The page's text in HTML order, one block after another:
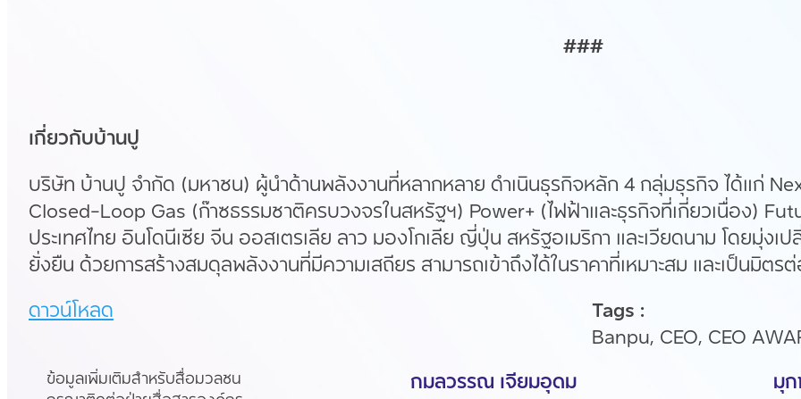
###
เกี่ยวกับบ้านปู
บริษัท บ้านปู จำกัด (มหาชน) ผู้นำด้านพลังงานที่หลากหลาย ดำเนินธุรกิจหลัก 4 กลุ่มธุรกิจ ได้แก่
Closed-Loop Gas (ก๊าซธรรมชาติครบวงจรในสหรัฐฯ) Power+ (ไฟฟ้าและธุรกิจที่เกี่ยวเนื่อง)
ประเทศไทย อินโดนีเซีย จีน ออสเตรเลีย ลาว มองโกเลีย ญี่ปุ่น สหรัฐอเมริกา และเวียดนาม โดยมุ่ง
ยั่งยืน ด้วยการสร้างสมดุลพลังงานที่มีความเสถียร สามารถเข้าถึงได้ในราคาที่เหมาะสม และเป็นมิต
ดาวน์โหลด
Tags :
Banpu, CEO, CEO
ข้อมูลเพิ่มเติมสำหรับสื่อมวลชน
กมลวรรณ เจียมอุดม มุ